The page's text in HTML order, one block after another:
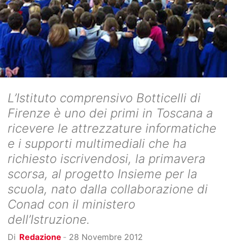
L’Istituto comprensivo Botticelli di
Firenze è uno dei primi in Toscana a
ricevere le attrezzature informatiche
e i supporti multimediali che ha
richiesto iscrivendosi, la primavera
scorsa, al progetto Insieme per la
scuola, nato dalla collaborazione di
Conad con il ministero
dell’Istruzione.
Di Redazione - 28 Novembre 2012